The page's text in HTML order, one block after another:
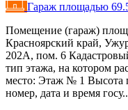
Гараж площадью
Помещение (гараж)
Красноярский край,
202А, пом. 6
тип этажа, на котором
место: Этаж № 1 Высота
номер, дата и время